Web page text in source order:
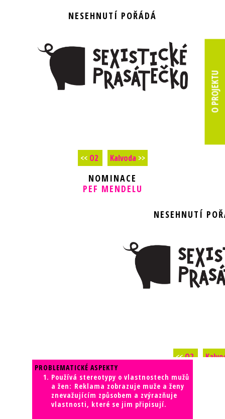
NESEHNUTÍ POŘÁDÁ
<< O2 Kalvoda>>
O PROJEKTU
NOMINACE
PEF MENDELU
PROBLEMATICKÉ ASPEKTY
Používá stereotypy o vlastnostech mužů
a žen: Reklama zobrazuje muže a ženy
znevažujícím způsobem a zvýrazňuje
vlastnosti, které se jim připisují.